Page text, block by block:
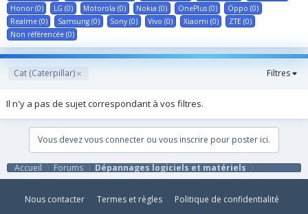
Honor (0)
LG (0) Motorola (0) Nokia (0) OnePlus (0)
Oppo (0)
Realme (0)
Samsung (0) Sony (0) Vivo (0) Xiaomi (0)
ZTE (0)
Non référencée (0)
Cat (Caterpillar) Filtres
Il n'y a pas de sujet correspondant à vos filtres.
Vous devez vous connecter ou vous inscrire pour poster ici.
Accueil Forums Dépannages logiciels et matériels
Nous contacter Termes et règles Politique de confidentialité